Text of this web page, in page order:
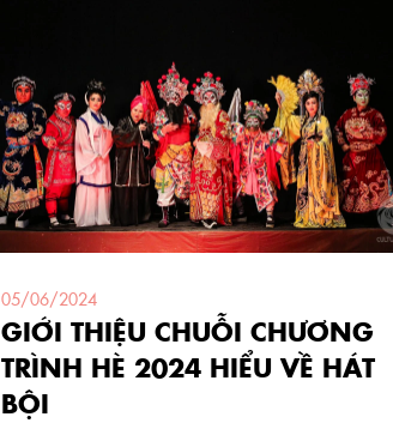
05/06/2024
GIỚI THIỆU CHUỖI CHƯƠNG
TRÌNH HÈ 2024 HIỂU VỀ HÁT
BỘI